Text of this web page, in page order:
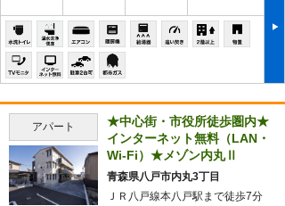
アパート
★中心街・市役所徒歩圏内★
インターネット無料（LAN・
Wi-Fi）★メゾン内丸Ⅱ
青森県八戸市内丸3丁目
ＪＲ八戸線本八戸駅まで徒歩7分